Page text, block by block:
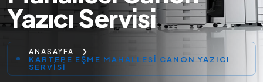
Yazıcı Servisi
ANASAYFA
KARTEPE EŞME MAHALLESI CANON YAZICI
SERVISI